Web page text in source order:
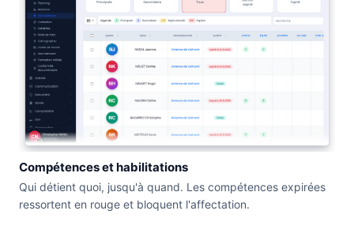
Compétences et habilitations
Qui détient quoi, jusqu'à quand. Les compétences expirées
ressortent en rouge et bloquent l'affectation.